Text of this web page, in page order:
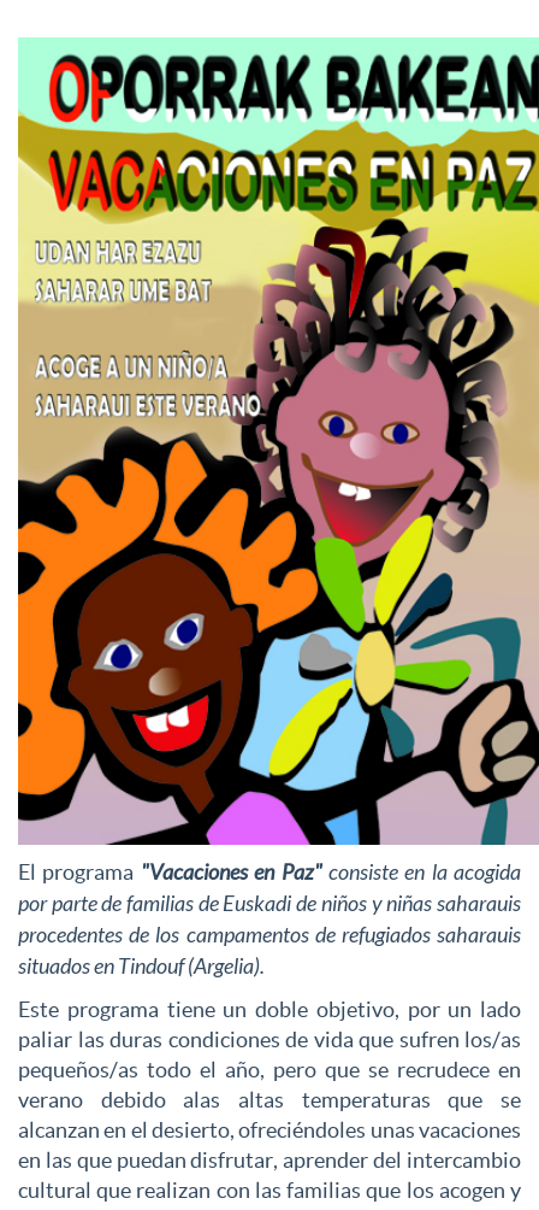
El programa "Vacaciones en Paz"consiste en la acogida
por parte de familias de Euskadi de niños y niñas saharauis
procedentes de los campamentos de refugiados saharauis
situados en Tindouf (Argelia).
Este programa tiene un doble objetivo, por un lado
paliar las duras condiciones de vida que sufren los/as
pequeños/as todo el año, pero que se recrudece en
verano debido alas altas temperaturas que se
alcanzan en el desierto, ofreciéndoles unas vacaciones
en las que puedan disfrutar, aprender del intercambio
cultural que realizan con las familias que los acogen y